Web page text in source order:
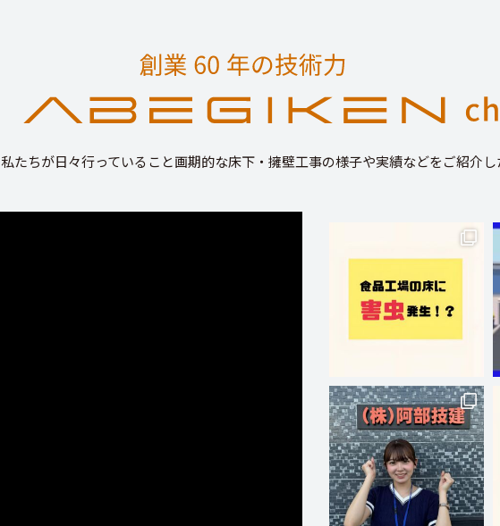
私たちが日々行っていること画期的な床下・擁壁工事の様子や実績などをご紹介